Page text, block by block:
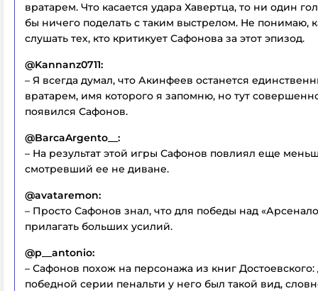
вратарем. Что касается удара Хавертца, то ни один
бы ничего поделать с таким выстрелом. Не понимаю,
слушать тех, кто критикует Сафонова за этот эпизод.
@Kannanz0711:
– Я всегда думал, что Акинфеев останется
вратарем, имя которого я запомню, но тут
появился Сафонов.
@BarcaArgento__:
– На результат этой игры Сафонов повлиял еще
смотревший ее не диване.
@avataremon:
– Просто Сафонов знал, что для победы над
прилагать больших усилий.
@p__antonio:
– Сафонов похож на персонажа из книг
победной серии пенальти у него был такой вид,